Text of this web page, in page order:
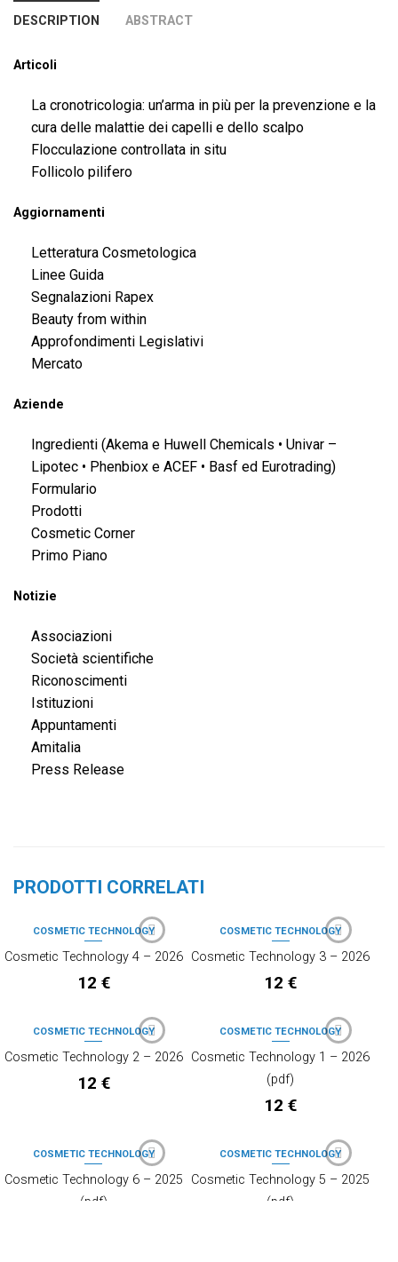
DESCRIPTION ABSTRACT
Articoli
La cronotricologia: un’arma in più per la prevenzione e la
cura delle malattie dei capelli e dello scalpo
Flocculazione controllata in situ
Follicolo pilifero
Aggiornamenti
Letteratura Cosmetologica
Linee Guida
Segnalazioni Rapex
Beauty from within
Approfondimenti Legislativi
Mercato
Aziende
Ingredienti (Akema e Huwell Chemicals • Univar –
Lipotec • Phenbiox e ACEF • Basf ed Eurotrading)
Formulario
Prodotti
Cosmetic Corner
Primo Piano
Notizie
Associazioni
Società scientifiche
Riconoscimenti
Istituzioni
Appuntamenti
Amitalia
Press Release
PRODOTTI CORRELATI
COSMETIC TECHNOLOGY
Cosmetic Technology 4 – 2026
12 €
COSMETIC TECHNOLOGY
Cosmetic Technology 3 – 2026
12€
COSMETIC TECHNOLOGY
Cosmetic Technology 2 – 2026
12 €
COSMETIC TECHNOLOGY
Cosmetic Technology 1 – 2026
(pdf)
12€
COSMETIC TECHNOLOGY
Cosmetic Technology 6 – 2025
(pdf)
COSMETIC TECHNOLOGY
Cosmetic Technology 5 – 2025
(pdf)